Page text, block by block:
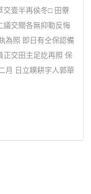
交壹半再侯冬□ 田藔
議交關各無抑勒反悔
為照 即日有仝保認備
正交田主足訖再照 保
月 日立贌耕字人郭華